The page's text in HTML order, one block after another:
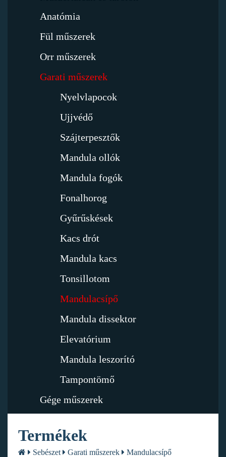
Anatómia
Fül műszerek
Orr műszerek
Garati műszerek
Nyelvlapocok
Ujjvédő
Szájterpesztők
Mandula ollók
Mandula fogók
Fonalhorog
Gyűrűskések
Kacs drót
Mandula kacs
Tonsillotom
Mandulacsípő
Mandula dissektor
Elevatórium
Mandula leszorító
Tampontömő
Gége műszerek
Termékek
Sebészet Garati műszerek Mandulacsípő